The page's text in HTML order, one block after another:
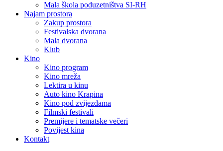
Mala škola poduzetništva SI-RH
Najam prostora
Zakup prostora
Festivalska dvorana
Mala dvorana
Klub
Kino
Kino program
Kino mreža
Lektira u kinu
Auto kino Krapina
Kino pod zvijezdama
Filmski festivali
Premijere i tematske večeri
Povijest kina
Kontakt